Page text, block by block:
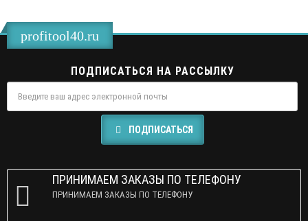
profitool40.ru
ПОДПИСАТЬСЯ НА РАССЫЛКУ
ПОДПИСАТЬСЯ
ПРИНИМАЕМ ЗАКАЗЫ ПО ТЕЛЕФОНУ
ПРИНИМАЕМ ЗАКАЗЫ ПО ТЕЛЕФОНУ